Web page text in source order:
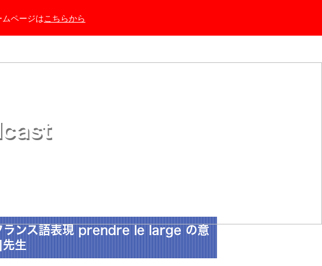
ムページはこちらから
ランス語表現 prendre le large の意
生